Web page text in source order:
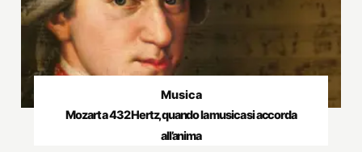
Musica
Mozart a 432 Hertz, quando la musica si accorda
all’anima